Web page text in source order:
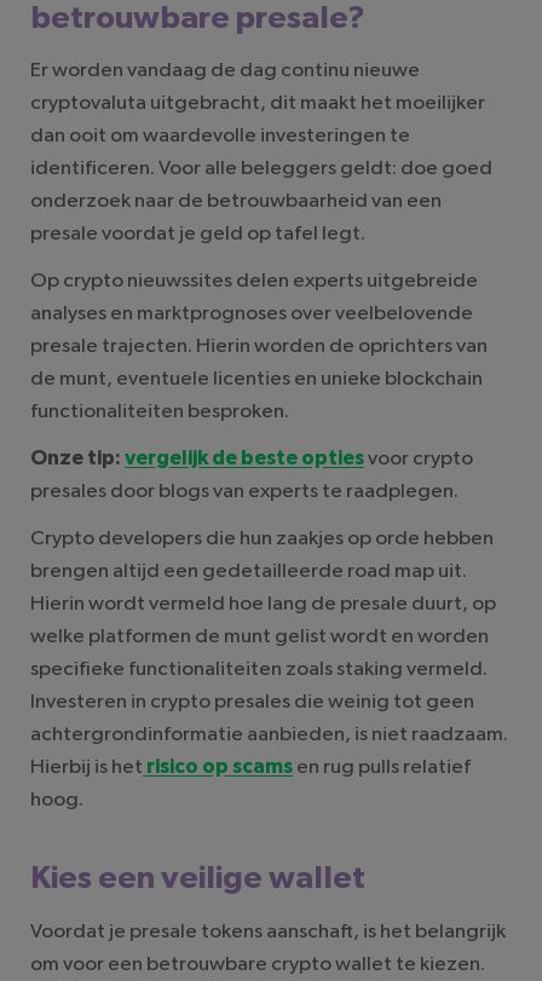
betrouwbare presale?
Er worden vandaag de dag continu nieuwe
cryptovaluta uitgebracht, dit maakt het moeilijker
dan ooit om waardevolle investeringen te
identificeren. Voor alle beleggers geldt: doe goed
onderzoek naar de betrouwbaarheid van een
presale voordat je geld op tafel legt.
Op crypto nieuwssites delen experts uitgebreide
analyses en marktprognoses over veelbelovende
presale trajecten. Hierin worden de oprichters van
de munt, eventuele licenties en unieke blockchain
functionaliteiten besproken.
Onze tip: vergelijk de beste optiesvoor crypto
presales door blogs van experts te raadplegen.
Crypto developers die hun zaakjes op orde hebben
brengen altijd een gedetailleerde road map uit.
Hierin wordt vermeld hoe lang de presale duurt, op
welke platformen de munt gelist wordt en worden
specifieke functionaliteiten zoals staking vermeld.
Investeren in crypto presales die weinig tot geen
achtergrondinformatie aanbieden, is niet raadzaam.
Hierbij is het risico op scams en rug pulls relatief
hoog.
Kies een veilige wallet
Voordat je presale tokens aanschaft, is het belangrijk
om voor een betrouwbare crypto wallet te kiezen.